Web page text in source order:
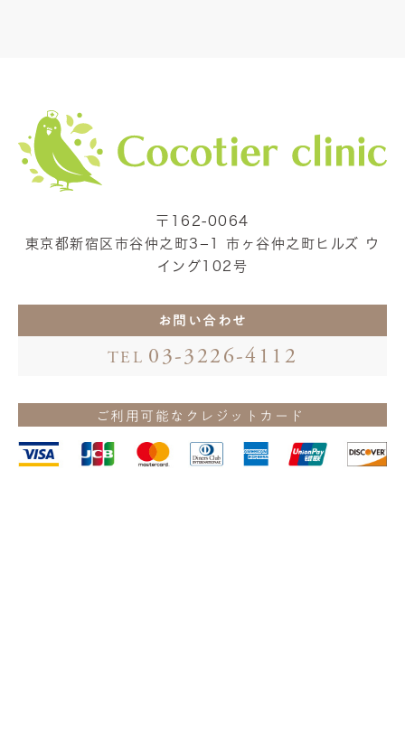
〒162-0064
東京都新宿区市谷仲之町3−1 市ヶ谷仲之町ヒルズ ウ
イング102号
お問い合わせ
TEL 03-3226-4112
ご利用可能なクレジットカード